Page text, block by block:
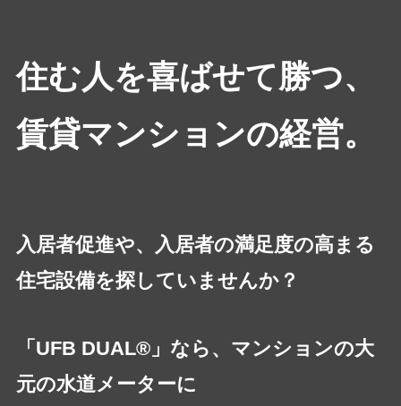
住む人を喜ばせて勝つ、
賃貸マンションの経営。
入居者促進や、入居者の満足度の高まる
住宅設備を探していませんか？
「UFB DUAL®」なら、マンションの大
元の水道メーターに